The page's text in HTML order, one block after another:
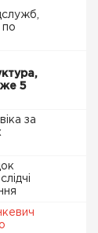
по
5
за